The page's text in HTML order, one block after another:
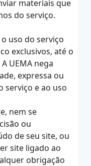
materiais que
do serviço.
uso do serviço
exclusivos, até o
UEMA nega
expressa ou
serviço e ao uso
nem se
ou
de seu site, ou
site ligado ao
obrigação